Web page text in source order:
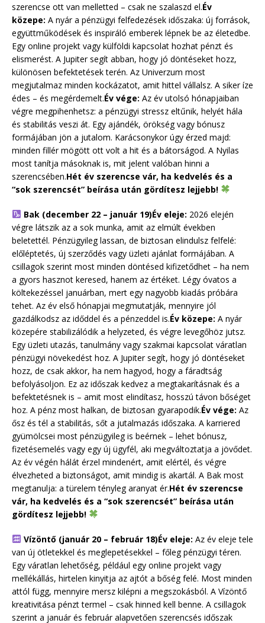
szerencse ott van melletted – csak ne szalaszd el.Év
közepe: A nyár a pénzügyi felfedezések időszaka: új források,
együttműködések és inspiráló emberek lépnek be az életedbe.
Egy online projekt vagy külföldi kapcsolat hozhat pénzt és
elismerést. A Jupiter segít abban, hogy jó döntéseket hozz,
különösen befektetések terén. Az Univerzum most
megjutalmaz minden kockázatot, amit hittel vállalsz. A siker íze
édes – és megérdemelt.Év vége: Az év utolsó hónapjaiban
végre megpihenhetsz: a pénzügyi stressz eltűnik, helyét hála
és stabilitás veszi át. Egy ajándék, örökség vagy bónusz
formájában jön a jutalom. Karácsonykor úgy érzed majd:
minden fillér mögött ott volt a hit és a bátorságod. A Nyilas
most tanítja másoknak is, mit jelent valóban hinni a
szerencsében.Hét év szerencse vár, ha kedvelés és a
“sok szerencsét” beírása után gördítesz lejjebb!
Bak (december 22 – január 19)Év eleje: 2026 elején
végre látszik az a sok munka, amit az elmúlt években
beletettél. Pénzügyileg lassan, de biztosan elindulsz felfelé:
előléptetés, új szerződés vagy üzleti ajánlat formájában. A
csillagok szerint most minden döntésed kifizetődhet – ha nem
a gyors hasznot keresed, hanem az értéket. Légy óvatos a
költekezéssel januárban, mert egy nagyobb kiadás próbára
tehet. Az év első hónapjai megmutatják, mennyire jól
gazdálkodsz az időddel és a pénzeddel is.Év közepe: A nyár
közepére stabilizálódik a helyzeted, és végre levegőhöz jutsz.
Egy üzleti utazás, tanulmány vagy szakmai kapcsolat váratlan
pénzügyi növekedést hoz. A Jupiter segít, hogy jó döntéseket
hozz, de csak akkor, ha nem hagyod, hogy a fáradtság
befolyásoljon. Ez az időszak kedvez a megtakarításnak és a
befektetésnek is – amit most elindítasz, hosszú távon bőséget
hoz. A pénz most halkan, de biztosan gyarapodik.Év vége: Az
ősz és tél a stabilitás, sőt a jutalmazás időszaka. A karriered
gyümölcsei most pénzügyileg is beérnek – lehet bónusz,
fizetésemelés vagy egy új ügyfél, aki megváltoztatja a jövődet.
Az év végén hálát érzel mindenért, amit elértél, és végre
élvezheted a biztonságot, amit mindig is akartál. A Bak most
megtanulja: a türelem tényleg aranyat ér.Hét év szerencse
vár, ha kedvelés és a “sok szerencsét” beírása után
gördítesz lejjebb!
Vízöntő (január 20 – február 18)Év eleje: Az év eleje tele
van új ötletekkel és meglepetésekkel – főleg pénzügyi téren.
Egy váratlan lehetőség, például egy online projekt vagy
mellékállás, hirtelen kinyitja az ajtót a bőség felé. Most minden
attól függ, mennyire mersz kilépni a megszokásból. A Vízöntő
kreativitása pénzt termel – csak hinned kell benne. A csillagok
szerint a január és február alapvetően szerencsés időszak